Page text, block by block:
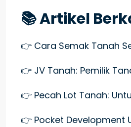
📚 Artikel
👉 Cara Semak Tanah
👉 JV Tanah: Pemilik
👉 Pecah Lot Tanah:
👉 Pocket Development